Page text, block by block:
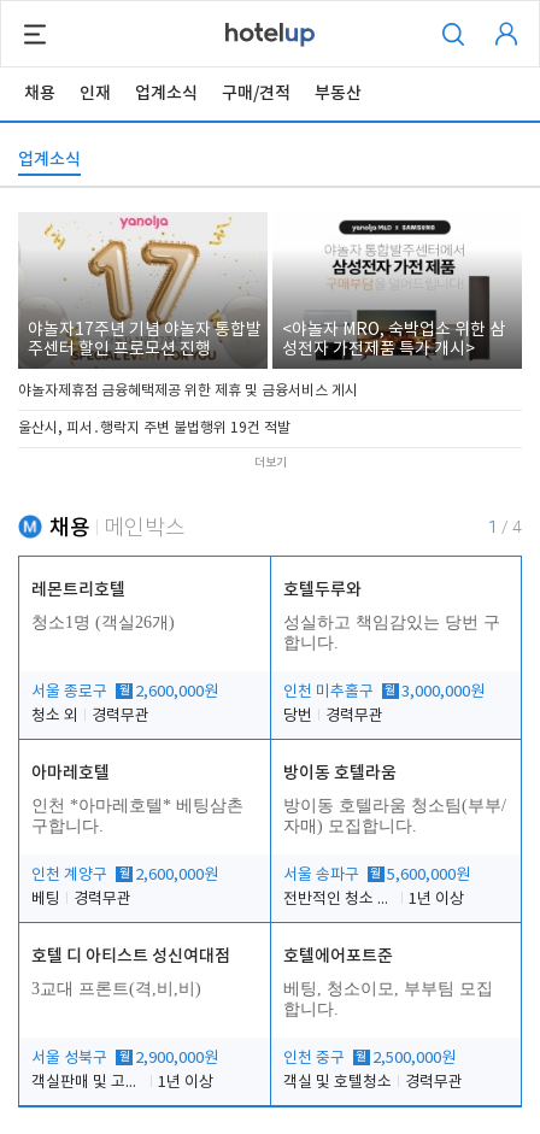
채용 인재 업계소식 구매/견적 부동산
업계소식
야놀자17주년 기념 야놀자 통합발
주센터 할인 프로모션 진행
<야놀자 MRO, 숙박업소 위한 삼
성전자 가전제품 특가 개시>
야놀자제휴점 금융혜택제공 위한 제휴 및 금융서비스 게시
울산시, 피서․행락지 주변 불법행위 19건 적발
더보기
채용 메인박스 1 / 4
레몬트리호텔
청소1명 (객실26개)
서울 종로구 월 2,600,000원
청소 외
경력무관
호텔두루와
성실하고 책임감있는 당번 구
합니다.
인천 미추홀구 월 3,000,000원
당번
경력무관
아마레호텔
인천 *아마레호텔* 베팅삼촌
구합니다.
인천 계양구 월 2,600,000원
베팅
경력무관
방이동 호텔라움
방이동 호텔라움 청소팀(부부/
자매) 모집합니다.
서울 송파구 월 5,600,000원
전반적인 청소 업무(객실청소.객실정리)
1년 이상
호텔 디 아티스트 성신여대점
3교대 프론트(격,비,비)
서울 성북구 월 2,900,000원
객실판매 및 고객응대
1년 이상
호텔에어포트준
베팅, 청소이모, 부부팀 모집
합니다.
인천 중구 월 2,500,000원
객실 및 호텔청소
경력무관